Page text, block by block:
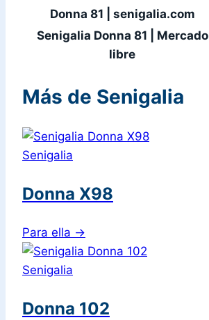
Donna 81 | senigalia.com
Senigalia Donna 81 | Mercado
libre
Más de Senigalia
Senigalia
Donna X98
Para ella →
Senigalia
Donna 102